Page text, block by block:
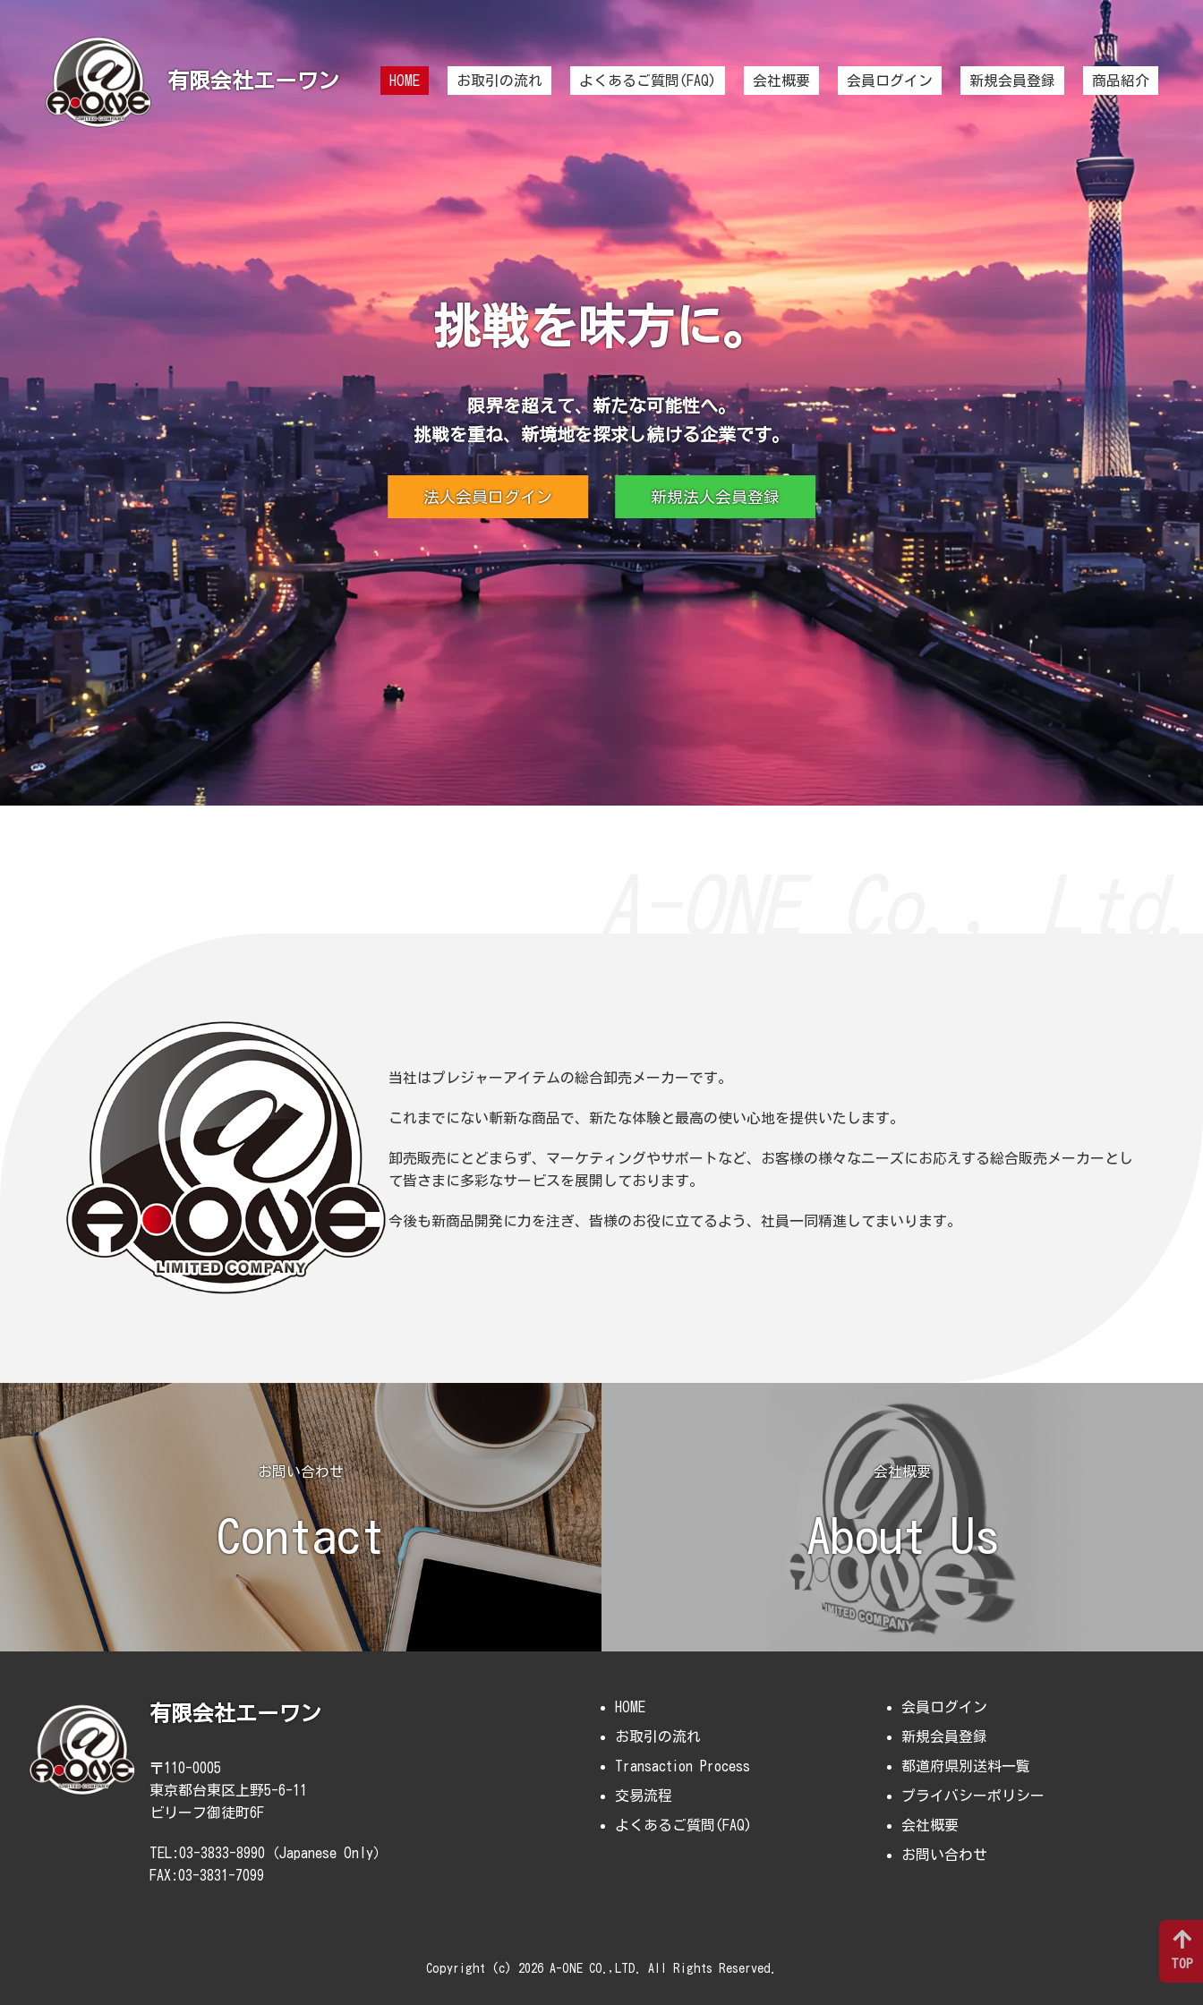
有限会社エーワン HOME お取引の流れ よくあるご質問(FAQ) 会社概要 会員ログイン 新規会員登録 商品紹介
挑戦を味方に。
限界を超えて、新たな可能性へ。
挑戦を重ね、新境地を探求し続ける企業です。
法人会員ログイン 新規法人会員登録
当社はプレジャーアイテムの総合卸売メーカーです。
これまでにない斬新な商品で、新たな体験と最高の使い心地を提供いたします。
卸売販売にとどまらず、マーケティングやサポートなど、お客様の様々なニーズにお応えする総合販売メーカーとし
て皆さまに多彩なサービスを展開しております。
今後も新商品開発に力を注ぎ、皆様のお役に立てるよう、社員一同精進してまいります。
お問い合わせ
Contact
会社概要
About Us
有限会社エーワン
〒110-0005
東京都台東区上野5-6-11
ビリーフ御徒町6F
TEL:03-3833-8990（Japanese Only）
FAX:03-3831-7099
HOME
お取引の流れ
Transaction Process
交易流程
よくあるご質問(FAQ)
会員ログイン
新規会員登録
都道府県別送料一覧
プライバシーポリシー
会社概要
お問い合わせ
Copyright (c) 2026 A-ONE CO.,LTD. All Rights Reserved. TOP